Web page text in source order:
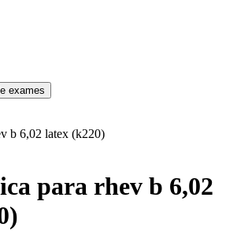
exames
b 6,02 latex (k220)
para rhev b 6,02